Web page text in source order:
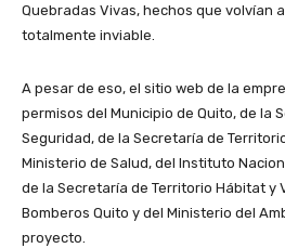
Quebradas Vivas, hechos que volvían
totalmente inviable.
A pesar de eso, el sitio web de la
permisos del Municipio de Quito, de la
Seguridad, de la Secretaría de
Ministerio de Salud, del Instituto
de la Secretaría de Territorio Hábitat y
Bomberos Quito y del Ministerio del
proyecto.